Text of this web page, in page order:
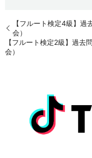
【フルート検定4級】
会）
【フルート検定2級】過去
会）